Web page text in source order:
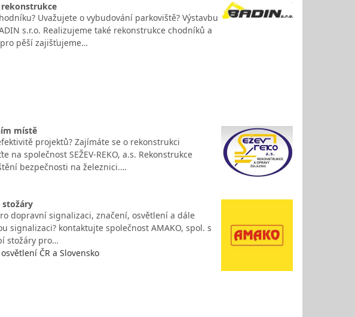
rekonstrukce
Uvažujete o vybudování parkoviště? Výstavbu
s.r.o. Realizujeme také rekonstrukce chodníků a
pěší zajišťujeme…
místě
projektů? Zajímáte se o rekonstrukci
společnost SEŽEV-REKO, a.s. Rekonstrukce
bezpečnosti na železnici.…
stožáry
dopravní signalizaci, značení, osvětlení a dále
signalizaci? kontaktujte společnost AMAKO, spol. s
stožáry pro…
ČR a Slovensko